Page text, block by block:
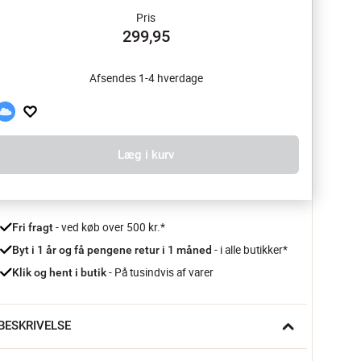
Pris
299,95
Afsendes 1-4 hverdage
Læg i kurv
Fri fragt - ved køb over 500 kr.*
Byt i 1 år og få pengene retur i 1 måned - i alle butikker*
Klik og hent i butik - På tusindvis af varer